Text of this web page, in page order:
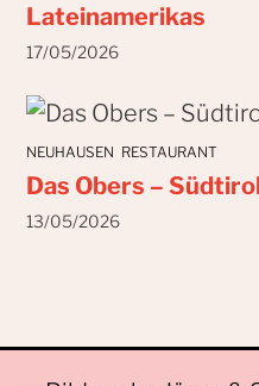
Lateinamerikas
17/05/2026
NEUHAUSEN RESTAURANT
Das Obers –
13/05/2026